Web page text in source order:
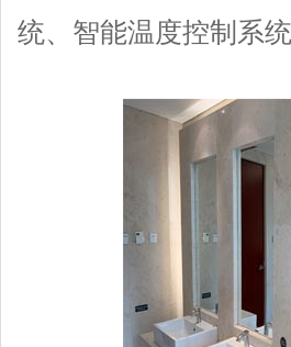
统、智能温度控制系